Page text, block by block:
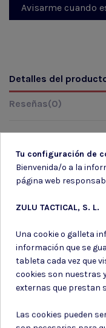
Detalles del
Reseñas(0)
Tu configuración de
Bienvenida/o a la
página web
ZULU TACTICAL, S. L.
Una cookie o galleta
información que se
tableta cada vez que
cookies son nuestras
externas que prestan
Las cookies pueden